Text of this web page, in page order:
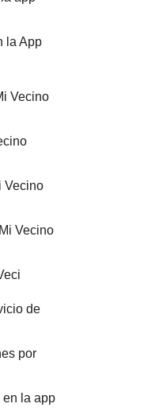
la App
Vecino
Vecino
Vecino
de
por
en la app